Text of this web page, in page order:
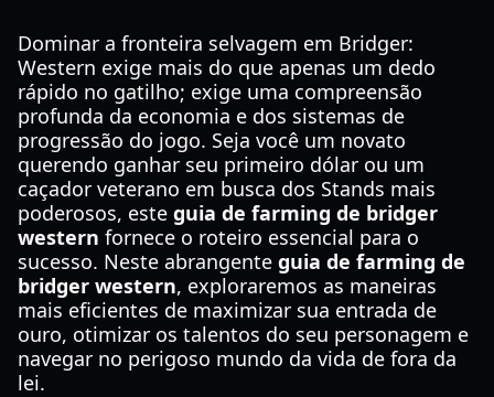
Dominar a fronteira selvagem em Bridger:
Western exige mais do que apenas um dedo
rápido no gatilho; exige uma compreensão
profunda da economia e dos sistemas de
progressão do jogo. Seja você um novato
querendo ganhar seu primeiro dólar ou um
caçador veterano em busca dos Stands mais
poderosos, este guia de farming de bridger
western fornece o roteiro essencial para o
sucesso. Neste abrangente guia de farming de
bridger western, exploraremos as maneiras
mais eficientes de maximizar sua entrada de
ouro, otimizar os talentos do seu personagem e
navegar no perigoso mundo da vida de fora da
lei.